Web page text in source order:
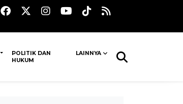
POLITIK DAN
HUKUM
LAINNYA